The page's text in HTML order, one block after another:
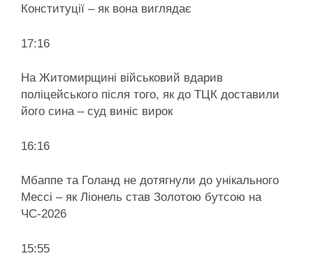
Конституції – як вона виглядає
17:16
На Житомирщині військовий вдарив
поліцейського після того, як до ТЦК доставили
його сина – суд виніс вирок
16:16
Мбаппе та Голанд не дотягнули до унікального
Мессі – як Ліонель став Золотою бутсою на
ЧС-2026
15:55